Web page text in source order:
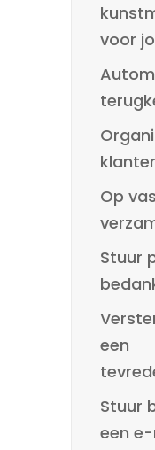
voor
Op
Stuur
een
Stuur
een